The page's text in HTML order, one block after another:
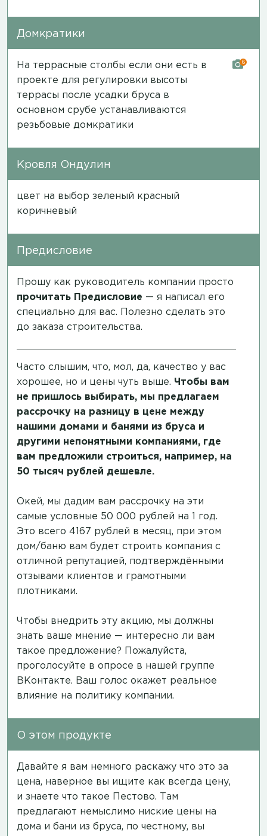
Домкратики
На террасные столбы если они есть в
проекте для регулировки высоты
террасы после усадки бруса в
основном срубе устанавливаются
резьбовые домкратики
6
Кровля Ондулин
цвет на выбор зеленый красный
коричневый
Предисловие
Прошу как руководитель компании просто
прочитать Предисловие — я написал его
специально для вас. Полезно сделать это
до заказа строительства.
Часто слышим, что, мол, да, качество у вас
хорошее, но и цены чуть выше. Чтобы вам
не пришлось выбирать, мы предлагаем
рассрочку на разницу в цене между
нашими домами и банями из бруса и
другими непонятными компаниями, где
вам предложили строиться, например, на
50 тысяч рублей дешевле.
Окей, мы дадим вам рассрочку на эти
самые условные 50 000 рублей на 1 год.
Это всего 4167 рублей в месяц, при этом
дом/баню вам будет строить компания с
отличной репутацией, подтверждёнными
отзывами клиентов и грамотными
плотниками.
Чтобы внедрить эту акцию, мы должны
знать ваше мнение — интересно ли вам
такое предложение? Пожалуйста,
проголосуйте в опросе в нашей группе
ВКонтакте. Ваш голос окажет реальное
влияние на политику компании.
О этом продукте
Давайте я вам немного раскажу что это за
цена, наверное вы ищите как всегда цену,
и знаете что такое Пестово. Там
предлагают немыслимо ниские цены на
дома и бани из бруса, по честному, вы